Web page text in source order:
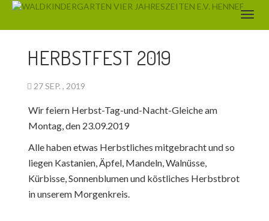
HERBSTFEST 2019
27 SEP. , 2019
Wir feiern Herbst-Tag-und-Nacht-Gleiche am
Montag, den 23.09.2019
Alle haben etwas Herbstliches mitgebracht und so
liegen Kastanien, Äpfel, Mandeln, Walnüsse,
Kürbisse, Sonnenblumen und köstliches Herbstbrot
in unserem Morgenkreis.